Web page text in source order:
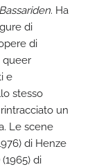
. Ha
di
di
queer
e
stesso
un
Le scene
di Henze
(1965) di